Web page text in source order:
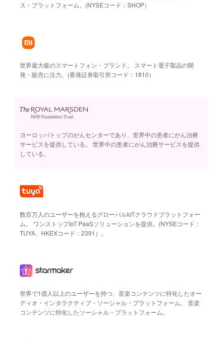
ス・プラットフォーム。(NYSEコード：SHOP）
世界最大級のスマートフォン・ブランド。 スマート電子製品の開
発・販売に注力。(香港証券取引所コード：1810）
ヨーロッパトップのがんセンターであり、世界中の患者にがん治療
サービスを提供している。 世界中の患者にがん治療サービスを提供
している。
数百万人のユーザーを抱えるグローバルIoTクラウドプラットフォー
ム。 ワンストップIoT PaaSソリューションを提供。(NYSEコード：
TUYA、HKEXコード：2391）。
世界で1億人以上のユーザーを持つ、音楽コンテンツに特化したオー
ディオ・インタラクティブ・ソーシャル・プラットフォーム。 音楽
コンテンツに特化したソーシャル・プラットフォーム。